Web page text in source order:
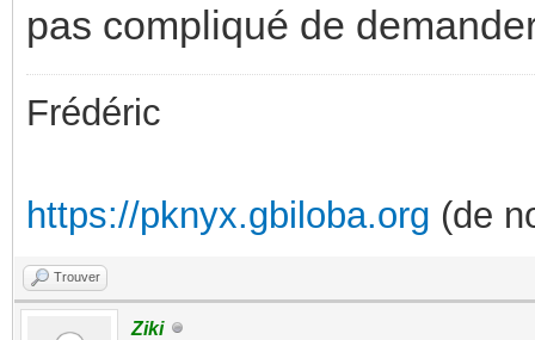
pas compliqué de
Frédéric
https://pknyx.gbiloba.org (de
Trouver
Ziki